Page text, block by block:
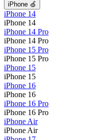
iPhone 🍏
iPhone 14
iPhone 14
iPhone 14 Pro
iPhone 14 Pro
iPhone 15 Pro
iPhone 15 Pro
iPhone 15
iPhone 15
iPhone 16
iPhone 16
iPhone 16 Pro
iPhone 16 Pro
iPhone Air
iPhone Air